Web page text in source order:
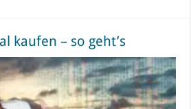
kaufen – so geht’s